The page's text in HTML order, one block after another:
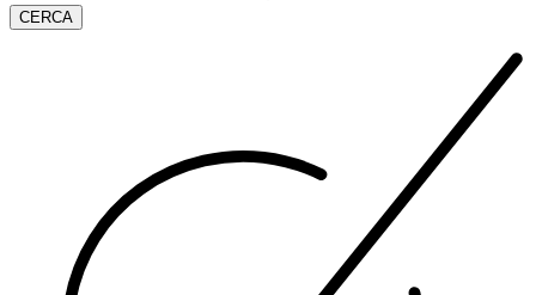
CERCA